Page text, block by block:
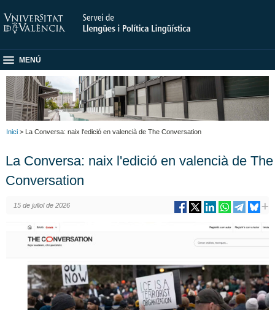
MENÚ
Inici > La Conversa: naix l'edició en valencià de The Conversation
La Conversa: naix l'edició en valencià de The
Conversation
15 de juliol de 2026